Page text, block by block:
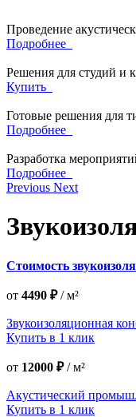
Проведение
Подробнее
Решения для студий и
Купить
Готовые решения для
Подробнее
Разработка
Подробнее
Previous Next
Стоимость
от 4490 ₽/м²
Звукоизоляционная
Купить в 1 клик
от 12000 ₽/м²
Акустический
Купить в 1 клик